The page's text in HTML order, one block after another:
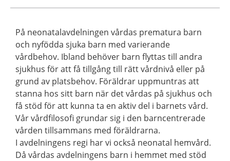
På neonatalavdelningen vårdas prematura barn
och nyfödda sjuka barn med varierande
vårdbehov. Ibland behöver barn flyttas till andra
sjukhus för att få tillgång till rätt vårdnivå eller på
grund av platsbehov. Föräldrar uppmuntras att
stanna hos sitt barn när det vårdas på sjukhus och
få stöd för att kunna ta en aktiv del i barnets vård.
Vår vårdfilosofi grundar sig i den barncentrerade
vården tillsammans med föräldrarna.
I avdelningens regi har vi också neonatal hemvård.
Då vårdas avdelningens barn i hemmet med stöd